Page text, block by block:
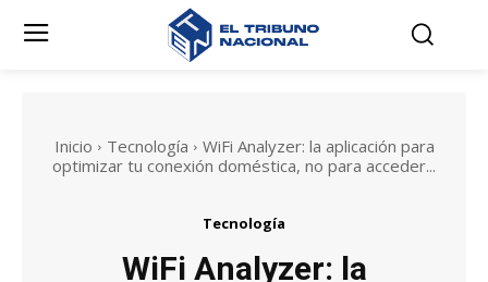
Inicio Tecnología
WiFi Analyzer: la aplicación para
optimizar tu conexión doméstica, no para acceder...
Tecnología
WiFi Analyzer: la